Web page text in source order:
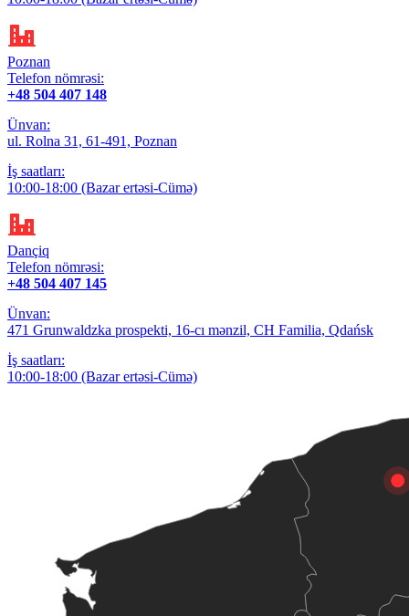
Poznan
Telefon nömrəsi:
+48 504 407 148
Ünvan:
ul. Rolna 31, 61-491, Poznan
İş saatları:
10:00-18:00 (Bazar ertəsi-Cümə)
Dançiq
Telefon nömrəsi:
+48 504 407 145
Ünvan:
471 Grunwaldzka prospekti, 16-cı mənzil, CH Familia, Qdańsk
İş saatları:
10:00-18:00 (Bazar ertəsi-Cümə)